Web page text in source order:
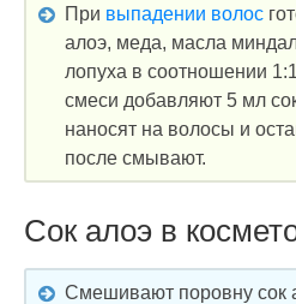
При выпадении волос
алоэ, меда, масла
лопуха в соотношении
смеси добавляют 5 мл
наносят на волосы и
после смывают.
Сок алоэ в
Смешивают поровну сок